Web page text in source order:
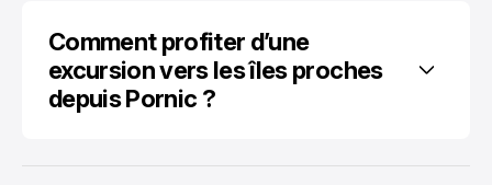
Comment profiter d’une
excursion vers les îles proches
depuis Pornic ?